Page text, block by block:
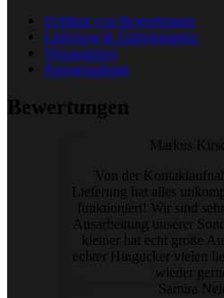
Echtheit von Bewertungen
Lieferung & Zahlungsarten
Versandarten
Preisgestaltung
Bewertungen
Markus
Von der
Lieferung hat alles
funktioniert! Wir sind
Ausarbeitung unserer
kleiner hat echt große
echter Hingucker vielen
wieder
Samira